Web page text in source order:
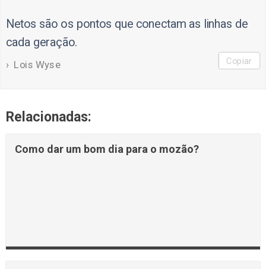
Netos são os pontos que conectam as linhas de
cada geração.
Lois Wyse Copiar
Relacionadas:
Como dar um bom dia para o mozão?